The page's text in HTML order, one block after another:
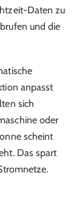
Daten zu
und die
anpasst
sich
oder
scheint
Das spart